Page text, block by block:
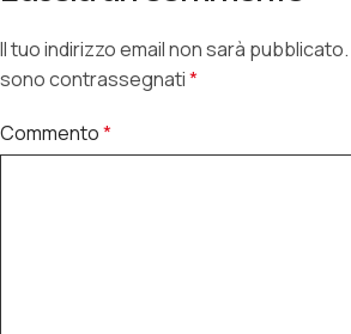
Il tuo indirizzo email non sarà pubblicato.
sono contrassegnati*
Commento*